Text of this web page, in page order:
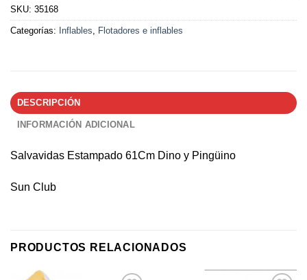
SKU: 35168
Categorías: Inflables Flotadores e inflables
DESCRIPCIÓN
INFORMACIÓN ADICIONAL
Salvavidas Estampado 61Cm Dino y Pingüino
Sun Club
PRODUCTOS RELACIONADOS